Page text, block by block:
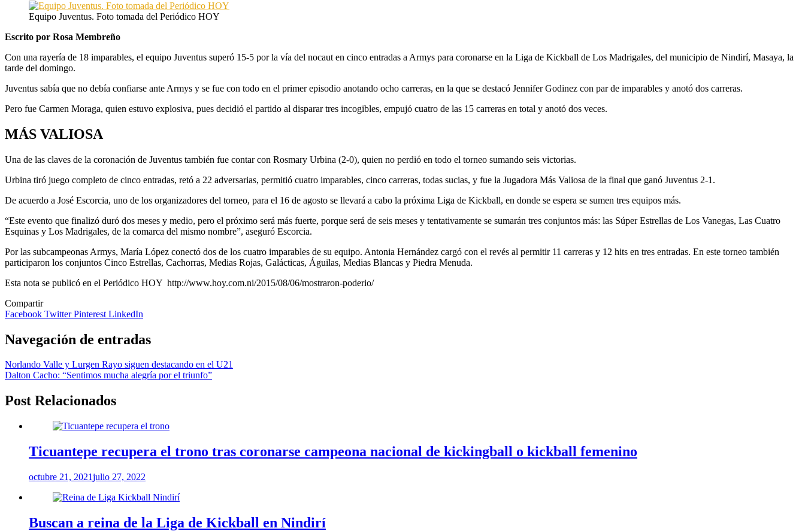
Equipo Juventus. Foto tomada del Periódico HOY
Escrito por Rosa Membreño
Con una rayería de 18 imparables, el equipo Juventus superó 15-5 por la vía del nocaut en cinco entradas a Armys para coronarse en la Liga de Kickball de Los Madrigales, del municipio de Nindirí, Masaya, la
tarde del domingo.
Juventus sabía que no debía confiarse ante Armys y se fue con todo en el primer episodio anotando ocho carreras, en la que se destacó Jennifer Godinez con par de imparables y anotó dos carreras.
Pero fue Carmen Moraga, quien estuvo explosiva, pues decidió el partido al disparar tres incogibles, empujó cuatro de las 15 carreras en total y anotó dos veces.
MÁS VALIOSA
Una de las claves de la coronación de Juventus también fue contar con Rosmary Urbina (2-0), quien no perdió en todo el torneo sumando seis victorias.
Urbina tiró juego completo de cinco entradas, retó a 22 adversarias, permitió cuatro imparables, cinco carreras, todas sucias, y fue la Jugadora Más Valiosa de la final que ganó Juventus 2-1.
De acuerdo a José Escorcia, uno de los organizadores del torneo, para el 16 de agosto se llevará a cabo la próxima Liga de Kickball, en donde se espera se sumen tres equipos más.
“Este evento que finalizó duró dos meses y medio, pero el próximo será más fuerte, porque será de seis meses y tentativamente se sumarán tres conjuntos más: las Súper Estrellas de Los Vanegas, Las Cuatro
Esquinas y Los Madrigales, de la comarca del mismo nombre”, aseguró Escorcia.
Por las subcampeonas Armys, María López conectó dos de los cuatro imparables de su equipo. Antonia Hernández cargó con el revés al permitir 11 carreras y 12 hits en tres entradas. En este torneo también
participaron los conjuntos Cinco Estrellas, Cachorras, Medias Rojas, Galácticas, Águilas, Medias Blancas y Piedra Menuda.
Esta nota se publicó en el Periódico HOY http://www.hoy.com.ni/2015/08/06/mostraron-poderio/
Compartir
Facebook TwitterPinterest LinkedIn
Navegación de entradas
Norlando Valle y Lurgen Rayo siguen destacando en el U21
Dalton Cacho: “Sentimos mucha alegría por el triunfo”
Post Relacionados
Ticuantepe recupera el trono tras coronarse campeona nacional de kickingball o kickball femenino
octubre 21, 2021julio 27, 2022
Buscan a reina de la Liga de Kickball en Nindirí